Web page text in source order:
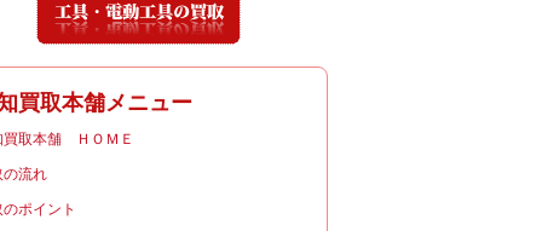
買取本舗メニュー
買取本舗 ＨＯＭＥ
の流れ
ポイント